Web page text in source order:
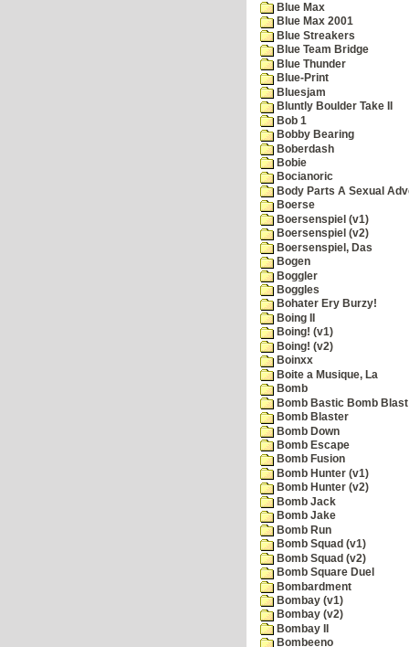
Blue Max
Blue Max 2001
Blue Streakers
Blue Team Bridge
Blue Thunder
Blue-Print
Bluesjam
Bluntly Boulder Take II
Bob 1
Bobby Bearing
Boberdash
Bobie
Bocianoric
Body Parts A Sexual
Boerse
Boersenspiel (v1)
Boersenspiel (v2)
Boersenspiel, Das
Bogen
Boggler
Boggles
Bohater Ery Burzy!
Boing II
Boing! (v1)
Boing! (v2)
Boinxx
Boite a Musique, La
Bomb
Bomb Bastic Bomb
Bomb Blaster
Bomb Down
Bomb Escape
Bomb Fusion
Bomb Hunter (v1)
Bomb Hunter (v2)
Bomb Jack
Bomb Jake
Bomb Run
Bomb Squad (v1)
Bomb Squad (v2)
Bomb Square Duel
Bombardment
Bombay (v1)
Bombay (v2)
Bombay II
Bombeeno